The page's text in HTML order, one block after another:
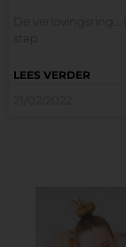
De
stap
LEES VERDER